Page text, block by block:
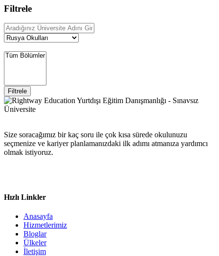
Filtrele
Filtrele
Size soracağımız bir kaç soru ile çok kısa sürede okulunuzu
seçmenize ve kariyer planlamanızdaki ilk adımı atmanıza yardımcı
olmak istiyoruz.
Hızlı Linkler
Anasayfa
Hizmetlerimiz
Bloglar
Ülkeler
İletişim